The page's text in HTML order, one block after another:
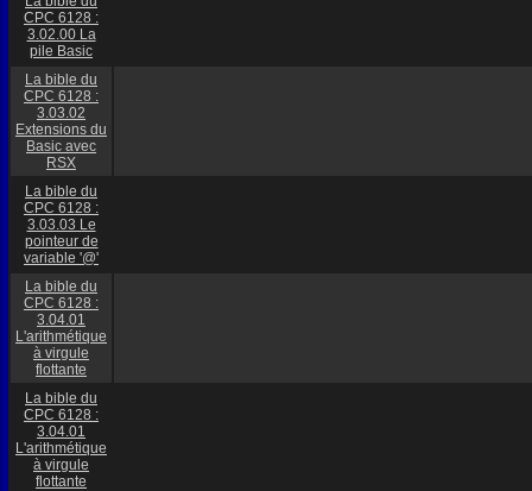
CPC 6128 :
3.02.00 La
pile Basic
La bible du
CPC 6128 :
3.03.02
Extensions du
Basic avec
RSX
La bible du
CPC 6128 :
3.03.03 Le
pointeur de
variable '@'
La bible du
CPC 6128 :
3.04.01
L'arithmétique
à virgule
flottante
La bible du
CPC 6128 :
3.04.01
L'arithmétique
à virgule
flottante